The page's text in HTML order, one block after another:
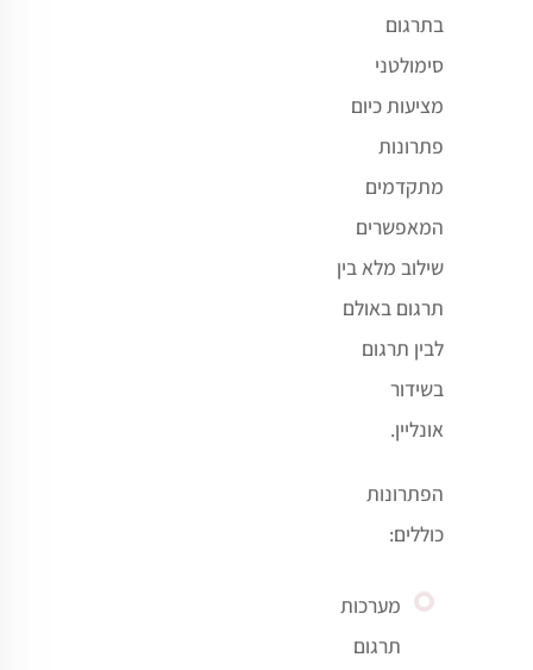
בתרגום
סימולטני
מציעות כיום
פתרונות
מתקדמים
המאפשרים
שילוב מלא בין
תרגום באולם
לבין תרגום
בשידור
אונליין.
הפתרונות
כוללים:
מערכות
תרגום